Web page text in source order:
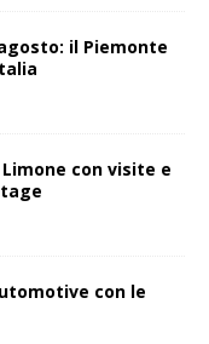
il Piemonte
con visite e
con le